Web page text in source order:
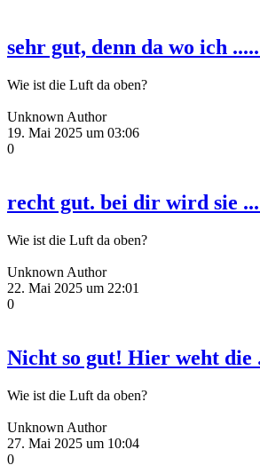
sehr gut, denn da wo ich
Wie ist die Luft da oben?
Unknown Author
19. Mai 2025 um 03:06
0
recht gut. bei dir wird sie
Wie ist die Luft da oben?
Unknown Author
22. Mai 2025 um 22:01
0
Nicht so gut! Hier weht die
Wie ist die Luft da oben?
Unknown Author
27. Mai 2025 um 10:04
0